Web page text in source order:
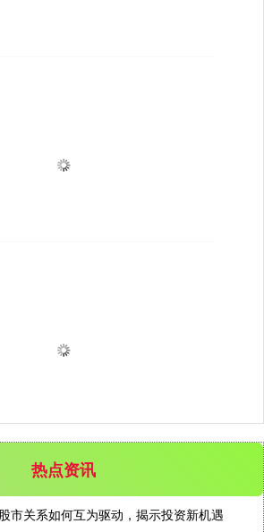
热点资讯
市关系如何互为驱动，揭示投资新机遇